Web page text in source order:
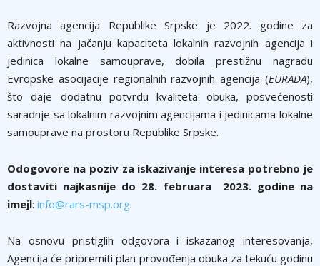
Razvojna agencija Republike Srpske je 2022. godine za
aktivnosti na jačanju kapaciteta lokalnih razvojnih agencija i
jedinica lokalne samouprave, dobila prestižnu nagradu
Evropske asocijacije regionalnih razvojnih agencija (EURADA),
što daje dodatnu potvrdu kvaliteta obuka, posvećenosti
saradnje sa lokalnim razvojnim agencijama i jedinicama lokalne
samouprave na prostoru Republike Srpske.
Odogovore na poziv za iskazivanje interesa potrebno je
dostaviti najkasnije do 28. februara 2023. godine na
imejl: info@rars-msp.org.
Na osnovu pristiglih odgovora i iskazanog interesovanja,
Agencija će pripremiti plan provođenja obuka za tekuću godinu